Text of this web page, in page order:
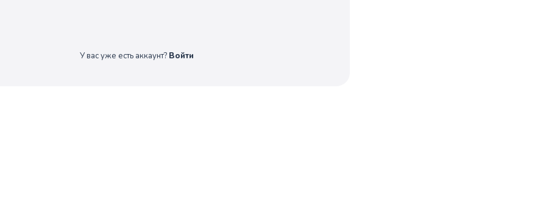
У вас уже есть аккаунт? Войти